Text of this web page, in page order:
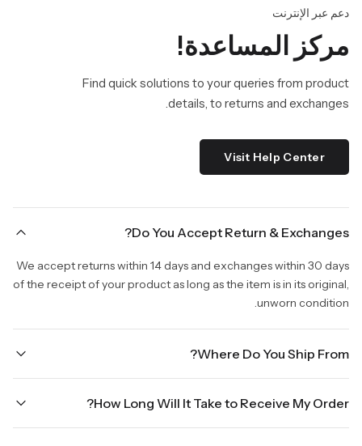
دعم عبر الإنترنت
مركز المساعدة!
Find quick solutions to your queries from product
details, to returns and exchanges.
Visit Help Center
Do You Accept Return & Exchanges?
We accept returns within 14 days and exchanges within 30 days
of the receipt of your product as long as the item is in its original,
unworn condition.
Where Do You Ship From?
How Long Will It Take to Receive My Order?